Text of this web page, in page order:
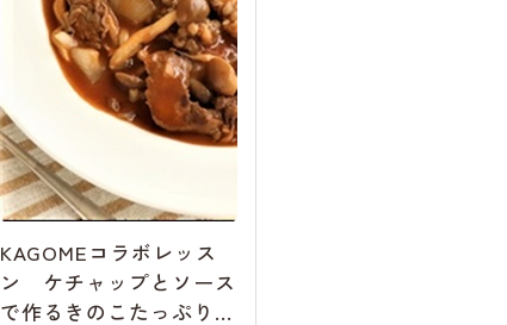
KAGOMEコラボレッス
ン ケチャップとソース
で作るきのこたっぷりハ